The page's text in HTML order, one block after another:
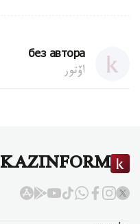
без автора
اۆتور
KAZINFORM